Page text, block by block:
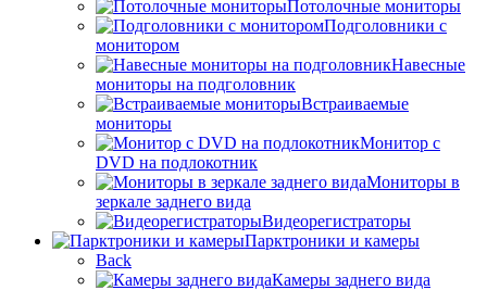
Потолочные мониторы
Подголовники с
монитором
Навесные
мониторы на подголовник
Встраиваемые
мониторы
Монитор с
DVD на подлокотник
Мониторы в
зеркале заднего вида
Видеорегистраторы
Парктроники и камеры
Back
Камеры заднего вида